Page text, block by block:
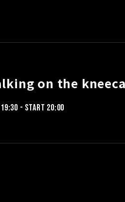
on the
19:30 - START 20:00